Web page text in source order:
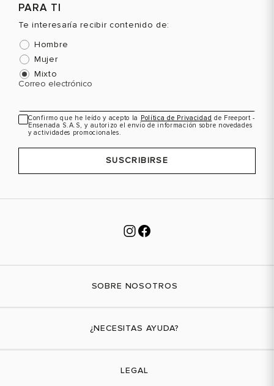
PARA TI
Te interesaría recibir contenido de:
Hombre
Mujer
Mixto
Correo electrónico
Confirmo que he leído y acepto la Política de Privacidad de Freeport -
Ensenada S.A.S, y autorizo el envío de información sobre novedades
y actividades promocionales.
SUSCRIBIRSE
SOBRE NOSOTROS
¿NECESITAS AYUDA?
LEGAL